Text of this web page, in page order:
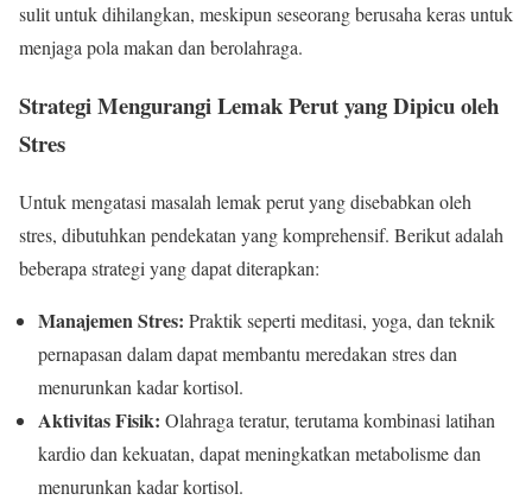
sulit untuk dihilangkan, meskipun seseorang berusaha keras untuk
menjaga pola makan dan berolahraga.
Strategi Mengurangi Lemak Perut yang Dipicu oleh
Stres
Untuk mengatasi masalah lemak perut yang disebabkan oleh
stres, dibutuhkan pendekatan yang komprehensif. Berikut adalah
beberapa strategi yang dapat diterapkan:
Manajemen Stres: Praktik seperti meditasi, yoga, dan teknik
pernapasan dalam dapat membantu meredakan stres dan
menurunkan kadar kortisol.
Aktivitas Fisik: Olahraga teratur, terutama kombinasi latihan
kardio dan kekuatan, dapat meningkatkan metabolisme dan
menurunkan kadar kortisol.